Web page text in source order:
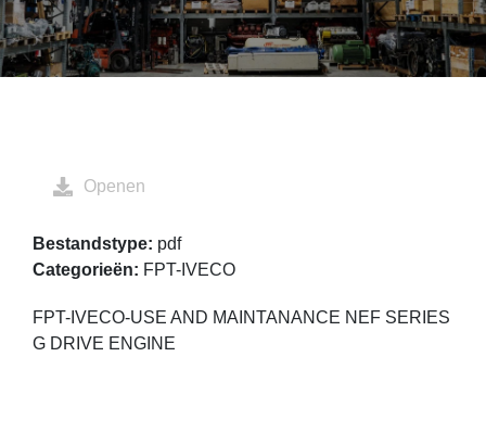
FPT-IVECO-USE AND MAINTANANCE NEF SERIES
G DRIVE ENGINE
Openen
Bestandstype: pdf
Categorieën: FPT-IVECO